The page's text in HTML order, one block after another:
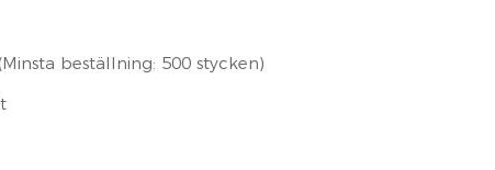
beställning: 500 stycken)